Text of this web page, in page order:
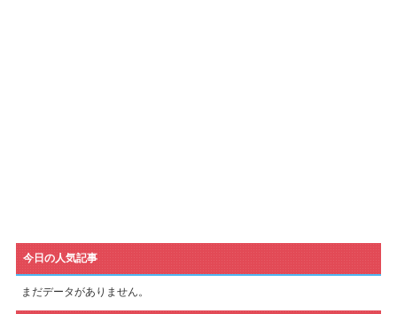
今日の人気記事
まだデータがありません。